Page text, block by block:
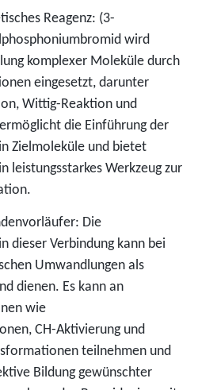
Reagenz: (3-
wird
komplexer Moleküle durch
eingesetzt, darunter
Wittig-Reaktion und
die Einführung der
Zielmoleküle und bietet
leistungsstarkes Werkzeug zur
Die
dieser Verbindung kann bei
Umwandlungen als
dienen. Es kann an
wie
CH-Aktivierung und
teilnehmen und
Bildung gewünschter